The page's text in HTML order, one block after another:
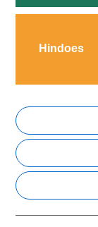
Hindoes